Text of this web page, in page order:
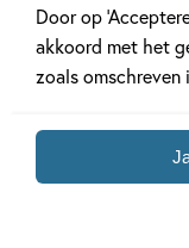
Door op
akkoord met het
zoals omschreven